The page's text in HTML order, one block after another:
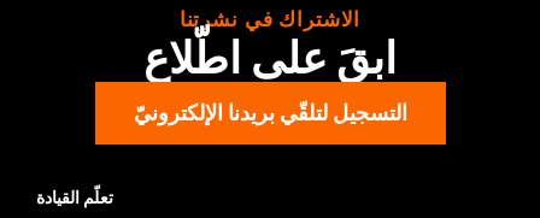
Spanner tool only
1 year limited warranty – Go towww.h-
d.com/warranty for full details
الاشتراك في نشرتنا
ابقَ على اطّلاع
التسجيل لتلقّي بريدنا الإلكترونيّ
تعلّم القيادة